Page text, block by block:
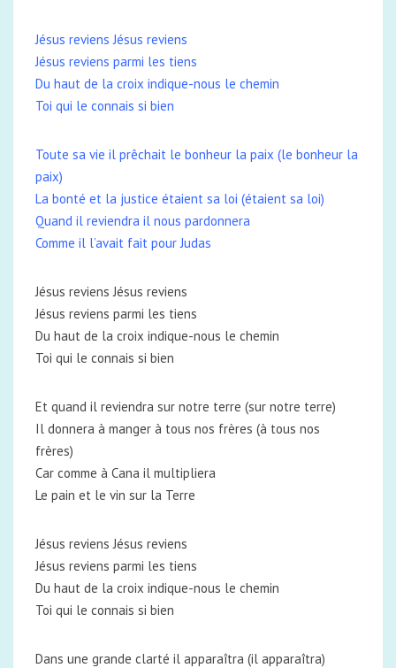
Jésus reviens Jésus reviens
Jésus reviens parmi les tiens
Du haut de la croix indique-nous le chemin
Toi qui le connais si bien
Toute sa vie il prêchait le bonheur la paix (le bonheur la
paix)
La bonté et la justice étaient sa loi (étaient sa loi)
Quand il reviendra il nous pardonnera
Comme il l’avait fait pour Judas
Jésus reviens Jésus reviens
Jésus reviens parmi les tiens
Du haut de la croix indique-nous le chemin
Toi qui le connais si bien
Et quand il reviendra sur notre terre (sur notre terre)
Il donnera à manger à tous nos frères (à tous nos
frères)
Car comme à Cana il multipliera
Le pain et le vin sur la Terre
Jésus reviens Jésus reviens
Jésus reviens parmi les tiens
Du haut de la croix indique-nous le chemin
Toi qui le connais si bien
Dans une grande clarté il apparaîtra (il apparaîtra)